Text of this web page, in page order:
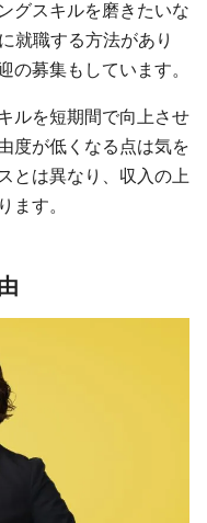
グスキルを磨きたいな
就職する方法があり
の募集もしています。
ルを短期間で向上させ
度が低くなる点は気を
とは異なり、収入の上
ます。